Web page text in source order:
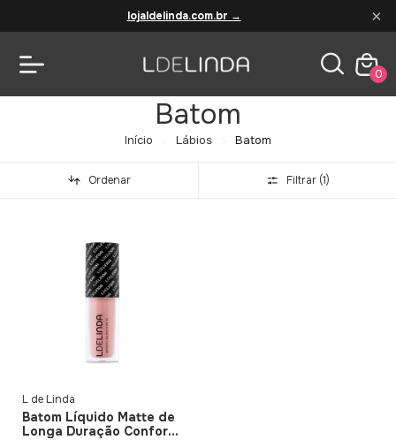
lojaldelinda.com.br → ×
0
Batom
Início Lábios Batom
Ordenar Filtrar (1)
L de Linda
Batom Líquido Matte de
Longa Duração Confort